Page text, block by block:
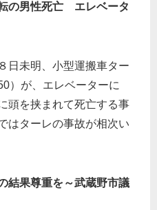
の男性死亡 エレベータ
日未明、小型運搬車ター
）が、エレベーターに
頭を挟まれて死亡する事
はターレの事故が相次い
結果尊重を～武蔵野市議